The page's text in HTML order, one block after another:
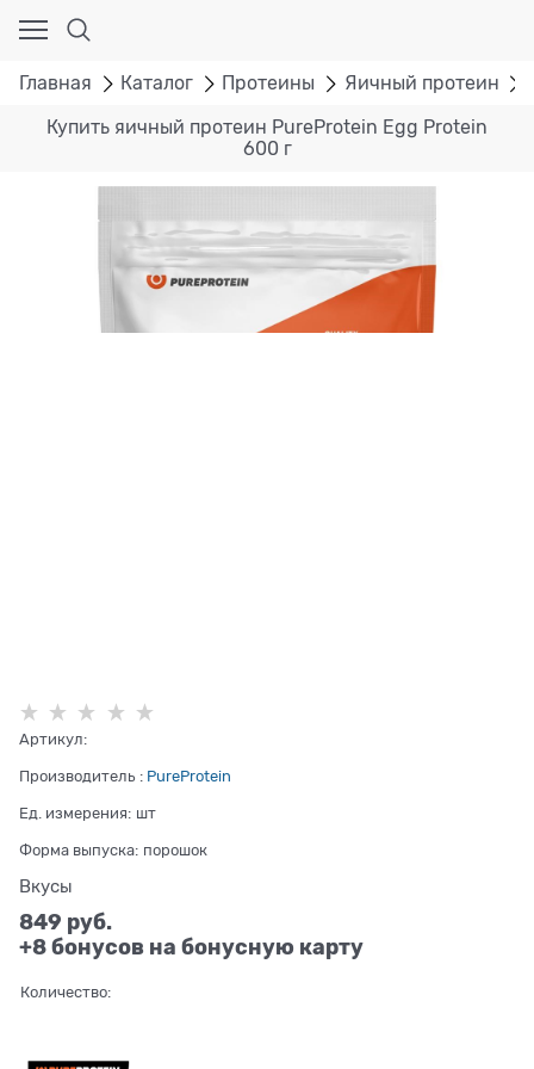
Главная Каталог Протеины Яичный протеин
Купить яичный протеин PureProtein Egg Protein
600 г
Артикул:
Производитель : PureProtein
Ед. измерения: шт
Форма выпуска: порошок
Вкусы
849 руб.
+8 бонусов на бонусную карту
Количество: